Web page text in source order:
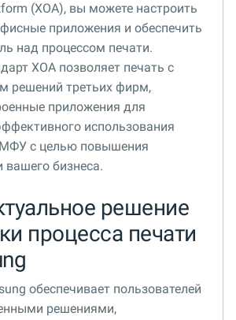
(XOA), вы можете настроить
приложения и обеспечить
над процессом печати.
XOA позволяет печать с
решений третьих фирм,
приложения для
использования
с целью повышения
бизнеса.
решение
процесса печати
обеспечивает пользователей
решениями,